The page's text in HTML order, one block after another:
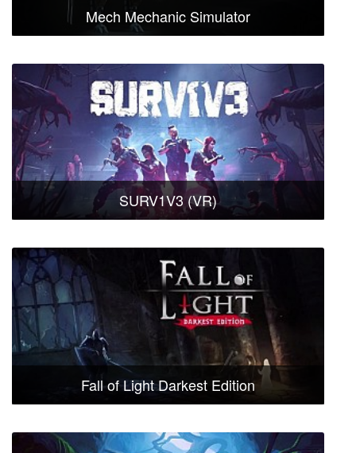
Mech Mechanic Simulator
SURV1V3 (VR)
Fall of Light Darkest Edition